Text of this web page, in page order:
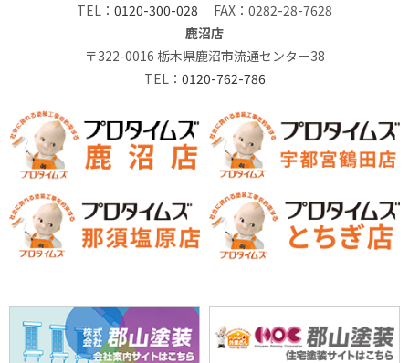
TEL： 0120-300-028 FAX：0282-28-7628
鹿沼店
〒322-0016 栃木県鹿沼市流通センター38
TEL： 0120-762-786